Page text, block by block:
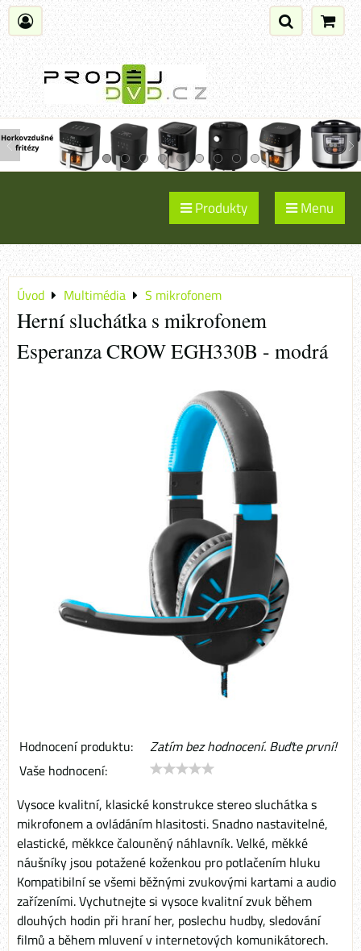
Produkty Menu
Úvod Multimédia S mikrofonem
Herní sluchátka s mikrofonem
Esperanza CROW EGH330B - modrá
Hodnocení produktu:
Zatím bez hodnocení. Buďte první!
Vaše hodnocení:
Vysoce kvalitní, klasické konstrukce stereo sluchátka s
mikrofonem a ovládáním hlasitosti. Snadno nastavitelné,
elastické, měkkce čalouněný náhlavník. Velké, měkké
náušníky jsou potažené koženkou pro potlačením hluku
Kompatibilní se všemi běžnými zvukovými kartami a audio
zařízeními. Vychutnejte si vysoce kvalitní zvuk během
dlouhých hodin při hraní her, poslechu hudby, sledování
filmů a během mluvení v internetových komunikátorech.